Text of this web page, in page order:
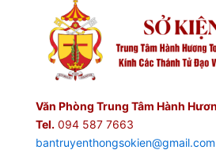
Văn Phòng Trung Tâm Hành
Tel. 094 587 7663
bantruyenthongsokien@gmail.com